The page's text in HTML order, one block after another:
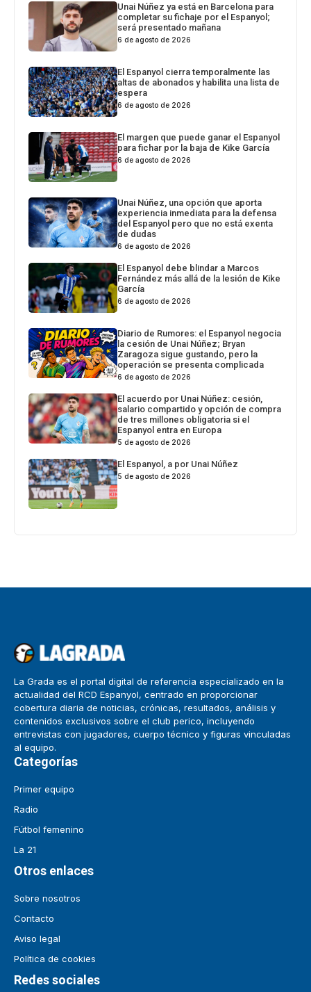
Unai Núñez ya está en Barcelona para
completar su fichaje por el Espanyol;
será presentado mañana
6 de agosto de 2026
El Espanyol cierra temporalmente las
altas de abonados y habilita una lista de
espera
6 de agosto de 2026
El margen que puede ganar el Espanyol
para fichar por la baja de Kike García
6 de agosto de 2026
Unai Núñez, una opción que aporta
experiencia inmediata para la defensa
del Espanyol pero que no está exenta
de dudas
6 de agosto de 2026
El Espanyol debe blindar a Marcos
Fernández más allá de la lesión de Kike
García
6 de agosto de 2026
Diario de Rumores: el Espanyol negocia
la cesión de Unai Núñez; Bryan
Zaragoza sigue gustando, pero la
operación se presenta complicada
6 de agosto de 2026
El acuerdo por Unai Núñez: cesión,
salario compartido y opción de compra
de tres millones obligatoria si el
Espanyol entra en Europa
5 de agosto de 2026
El Espanyol, a por Unai Núñez
5 de agosto de 2026
La Grada es el portal digital de referencia especializado en la
actualidad del RCD Espanyol, centrado en proporcionar
cobertura diaria de noticias, crónicas, resultados, análisis y
contenidos exclusivos sobre el club perico, incluyendo
entrevistas con jugadores, cuerpo técnico y figuras vinculadas
al equipo.
Categorías
Primer equipo
Radio
Fútbol femenino
La 21
Otros enlaces
Sobre nosotros
Contacto
Aviso legal
Política de cookies
Redes sociales